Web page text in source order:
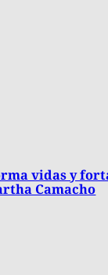
vidas y
Camacho